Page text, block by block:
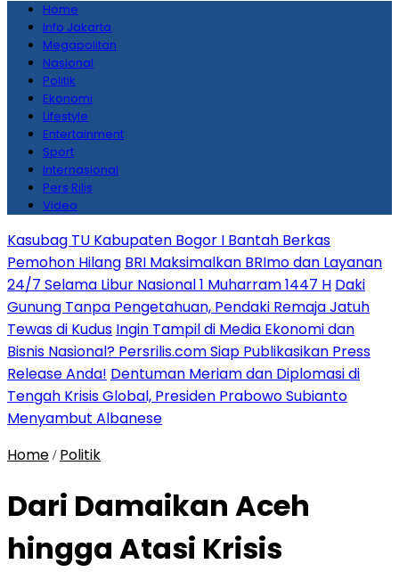
Home
Info Jakarta
Megapolitan
Nasional
Politik
Ekonomi
Lifestyle
Entertainment
Sport
Internasional
Pers Rilis
Video
Kasubag TU Kabupaten Bogor I Bantah Berkas
Pemohon Hilang BRI Maksimalkan BRImo dan Layanan
24/7 Selama Libur Nasional 1 Muharram 1447 H Daki
Gunung Tanpa Pengetahuan, Pendaki Remaja Jatuh
Tewas di Kudus Ingin Tampil di Media Ekonomi dan
Bisnis Nasional? Persrilis.com Siap Publikasikan Press
Release Anda! Dentuman Meriam dan Diplomasi di
Tengah Krisis Global, Presiden Prabowo Subianto
Menyambut Albanese
Home / Politik
Dari Damaikan Aceh
hingga Atasi Krisis